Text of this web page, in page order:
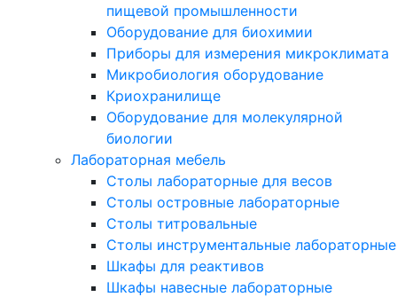
пищевой промышленности
Оборудование для биохимии
Приборы для измерения микроклимата
Микробиология оборудование
Криохранилище
Оборудование для молекулярной
биологии
Лабораторная мебель
Столы лабораторные для весов
Столы островные лабораторные
Столы титровальные
Столы инструментальные лабораторные
Шкафы для реактивов
Шкафы навесные лабораторные